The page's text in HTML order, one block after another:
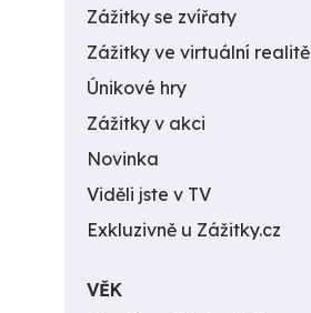
Zážitky se zvířaty
Zážitky ve virtuální realitě
Únikové hry
Zážitky v akci
Novinka
Viděli jste v TV
Exkluzivně u Zážitky.cz
VĚK